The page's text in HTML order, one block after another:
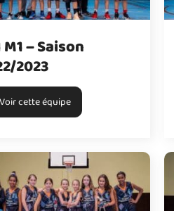
M1 – Saison
2023
Voir cette équipe